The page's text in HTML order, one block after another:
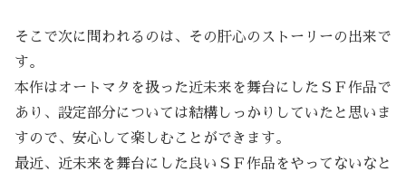
そこで次に問われるのは、その肝心のストーリーの出来で
す。
本作はオートマタを扱った近未来を舞台にしたＳＦ作品で
あり、設定部分については結構しっかりしていたと思いま
すので、安心して楽しむことができます。
最近、近未来を舞台にした良いＳＦ作品をやってないなと